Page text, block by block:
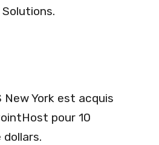
New York est acquis
pour 10
dollars.